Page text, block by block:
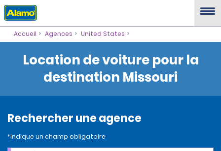
Accueil Agences United States
Location de voiture pour la
destination Missouri
Rechercher une agence
*Indique un champ obligatoire